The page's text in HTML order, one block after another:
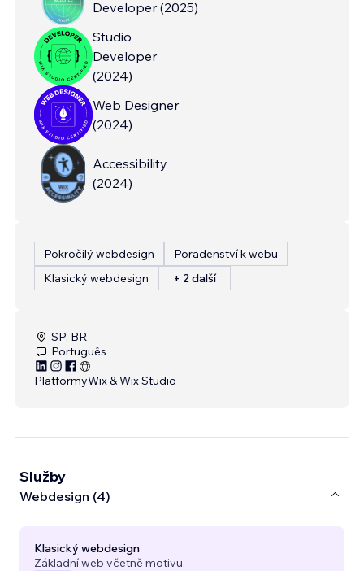
Developer (2025)
Studio
Developer
(2024)
Web Designer
(2024)
Accessibility
(2024)
Pokročilý webdesign
Poradenství k webu
Klasický webdesign
+ 2 další
SP, BR
Português
PlatformyWix & Wix Studio
Služby
Webdesign (4)
Klasický webdesign
Základní web včetně motivu.